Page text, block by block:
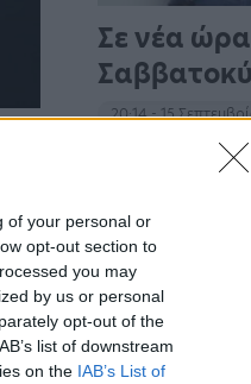
of your personal or
opt-out section to
you may
by us or personal
opt-out of the
list of downstream
on the IAB’s List of
Σε νέα
20:14 - 15